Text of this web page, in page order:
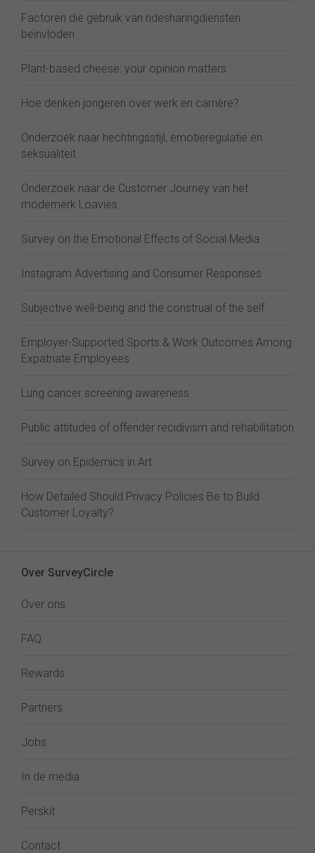
Factoren die gebruik van ridesharingdiensten
beïnvloden
Plant-based cheese: your opinion matters
Hoe denken jongeren over werk en carrière?
Onderzoek naar hechtingsstijl, emotieregulatie en
seksualiteit
Onderzoek naar de Customer Journey van het
modemerk Loavies
Survey on the Emotional Effects of Social Media
Instagram Advertising and Consumer Responses
Subjective well-being and the construal of the self
Employer-Supported Sports & Work Outcomes Among
Expatriate Employees
Lung cancer screening awareness
Public attitudes of offender recidivism and rehabilitation
Survey on Epidemics in Art
How Detailed Should Privacy Policies Be to Build
Customer Loyalty?
Over SurveyCircle
Over ons
FAQ
Rewards
Partners
Jobs
In de media
Perskit
Contact